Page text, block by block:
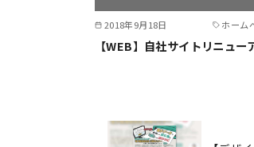
2018年9月18日 ホーム
【WEB】自社サイトリニュー